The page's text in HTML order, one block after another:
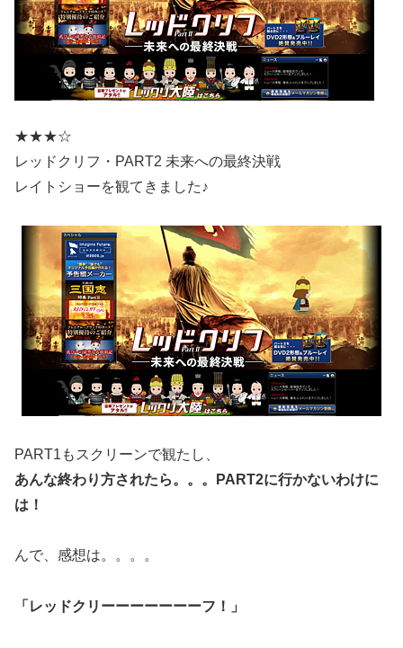
★★★☆
レッドクリフ・PART2 未来への最終決戦
レイトショーを観てきました♪
PART1もスクリーンで観たし、
あんな終わり方されたら。。。PART2に行かないわけに
は！
んで、感想は。。。。
「レッドクリーーーーーーーフ！」